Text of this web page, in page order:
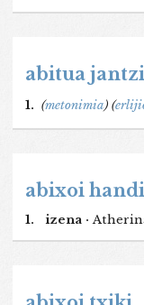
abitua jantzi
1. (metonimia) (
abixoi handi
1. izena ·